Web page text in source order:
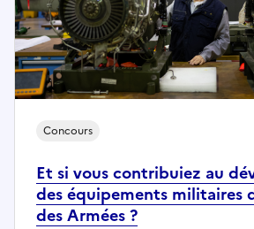
Et si vous contribuiez au
des équipements militaires
des Armées ?
Concours